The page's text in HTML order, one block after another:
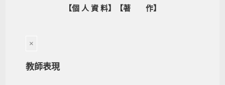
【個 人 資 料】
【著 作】
×
教師表現